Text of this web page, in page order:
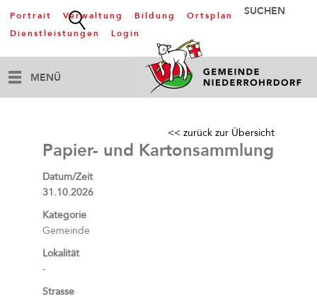
Portrait Verwaltung Bildung
Ortsplan
Dienstleistungen
Login
MENÜ
<< zurück zur Übersicht
Papier- und Kartonsammlung
Datum/Zeit
31.10.2026
Kategorie
Gemeinde
Lokalität
-
Strasse